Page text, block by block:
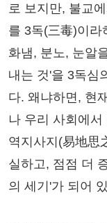
로 보지만, 불교
를 3독(三毒)이라
화냄, 분노, 눈알
내는 것'을 3독심
다. 왜냐하면, 현
나 우리 사회에
역지사지(易地思
실하고, 점점 더
의 세기'가 되어